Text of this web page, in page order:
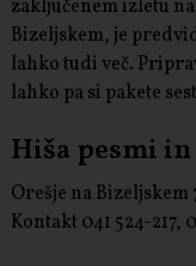
zaključenem izletu
Bizeljskem, je
lahko tudi več.
lahko pa si pakete
Hiša pesmi
Orešje na Bizeljskem
Kontakt 041 524-217,